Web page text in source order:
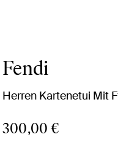
Fendi
Herren Kartenetui Mit
300,00 €